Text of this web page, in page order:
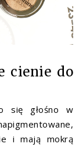
cienie do
się głośno w
i mają mokrą